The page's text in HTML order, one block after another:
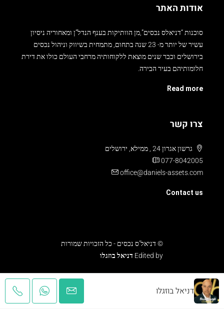
דניאל בוזגלו
אודות האתר
סוכנות “דניאלס נכסים”,מן הוותיקות בענף הנדל”ן ומאחוריה ניסיון
עשיר של יותר מ- 23 שנה בתחום, מתמחית בשיווק וניהול נכסים
בירושלים וכבר שנים מוצאת ללקוחותיה מרחבי העולם כולו את דירת
חלומותיהם בעיר הבירה.
Read more
צרו קשר
גרשון אגרון 24 , ממילא, ירושלים
077-8042005
office@daniels-assets.com
Contact us
© דניאל’ס נכסים - כל הזכויות שמורות
Edited by דניאל בוזגלו
תנאים ומדיניות צור קשר